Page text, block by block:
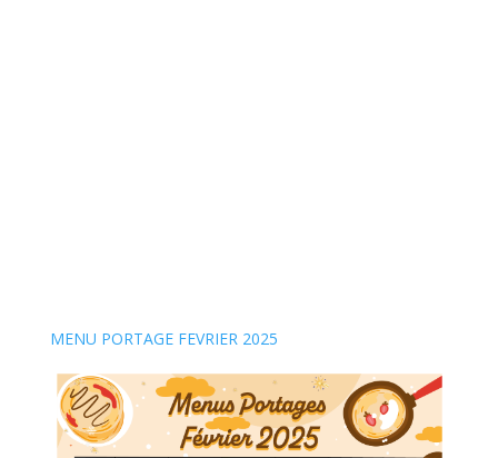
MENU PORTAGE FEVRIER 2025